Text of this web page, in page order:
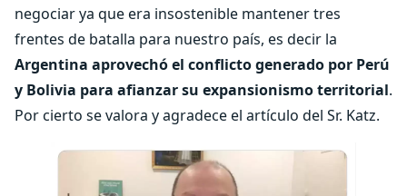
negociar ya que era insostenible mantener tres
frentes de batalla para nuestro país, es decir la
Argentina aprovechó el conflicto generado por Perú
y Bolivia para afianzar su expansionismo territorial.
Por cierto se valora y agradece el artículo del Sr. Katz.